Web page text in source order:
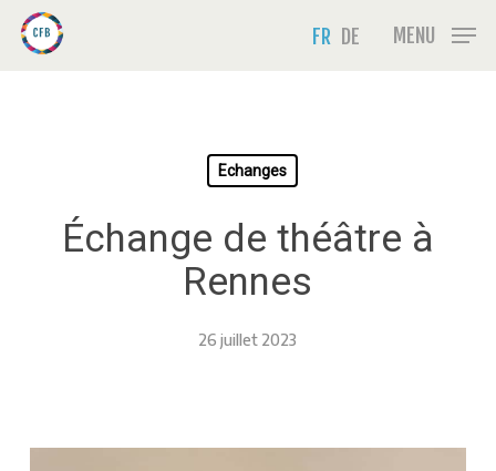
FR DE MENU
Echanges
Échange de théâtre à
Rennes
26 juillet 2023